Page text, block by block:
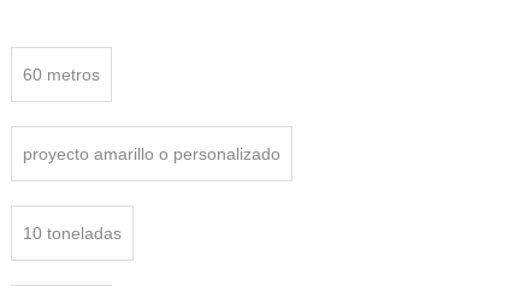
60 metros
proyecto amarillo o personalizado
10 toneladas